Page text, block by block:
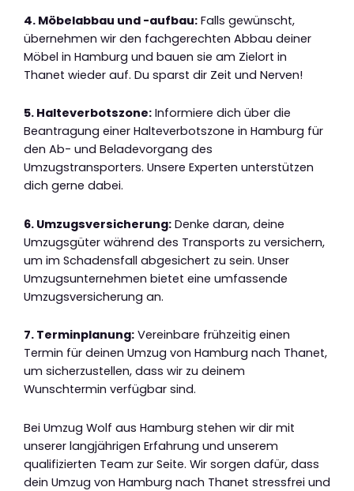
4. Möbelabbau und -aufbau: Falls gewünscht,
übernehmen wir den fachgerechten Abbau deiner
Möbel in Hamburg und bauen sie am Zielort in
Thanet wieder auf. Du sparst dir Zeit und Nerven!
5. Halteverbotszone: Informiere dich über die
Beantragung einer Halteverbotszone in Hamburg für
den Ab- und Beladevorgang des
Umzugstransporters. Unsere Experten unterstützen
dich gerne dabei.
6. Umzugsversicherung: Denke daran, deine
Umzugsgüter während des Transports zu versichern,
um im Schadensfall abgesichert zu sein. Unser
Umzugsunternehmen bietet eine umfassende
Umzugsversicherung an.
7. Terminplanung: Vereinbare frühzeitig einen
Termin für deinen Umzug von Hamburg nach Thanet,
um sicherzustellen, dass wir zu deinem
Wunschtermin verfügbar sind.
Bei Umzug Wolf aus Hamburg stehen wir dir mit
unserer langjährigen Erfahrung und unserem
qualifizierten Team zur Seite. Wir sorgen dafür, dass
dein Umzug von Hamburg nach Thanet stressfrei und